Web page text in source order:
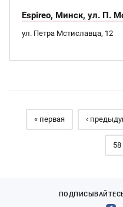
Espireo, Минск, ул. П.
ул. Петра Мстиславца, 12
Страницы
« первая ‹
58